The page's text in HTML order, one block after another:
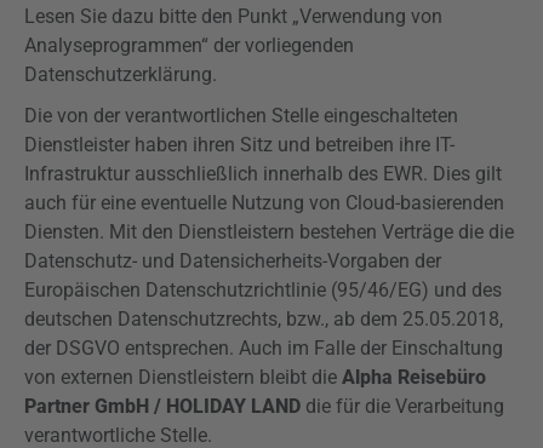
Lesen Sie dazu bitte den Punkt „Verwendung von
Analyseprogrammen“ der vorliegenden
Datenschutzerklärung.
Die von der verantwortlichen Stelle eingeschalteten
Dienstleister haben ihren Sitz und betreiben ihre IT-
Infrastruktur ausschließlich innerhalb des EWR. Dies gilt
auch für eine eventuelle Nutzung von Cloud-basierenden
Diensten. Mit den Dienstleistern bestehen Verträge die die
Datenschutz- und Datensicherheits-Vorgaben der
Europäischen Datenschutzrichtlinie (95/46/EG) und des
deutschen Datenschutzrechts, bzw., ab dem 25.05.2018,
der DSGVO entsprechen. Auch im Falle der Einschaltung
von externen Dienstleistern bleibt die Alpha Reisebüro
Partner GmbH / HOLIDAY LAND die für die Verarbeitung
verantwortliche Stelle.